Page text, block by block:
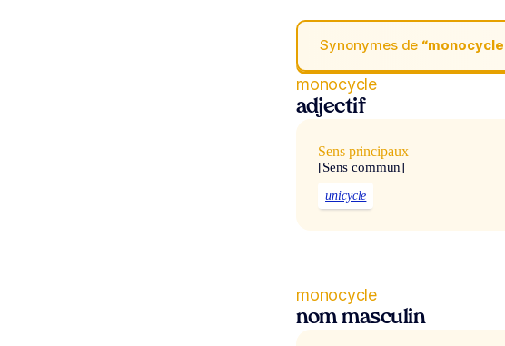
Synonymes de
monocycle
adjectif
Sens principaux
[Sens commun]
unicycle
monocycle
nom masculin